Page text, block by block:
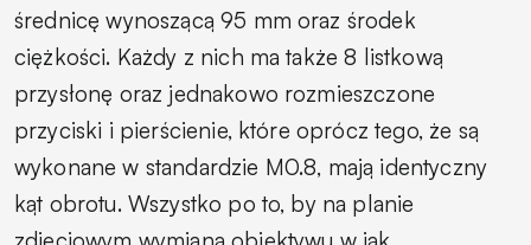
średnicę wynoszącą 95 mm oraz środek
ciężkości. Każdy z nich ma także 8 listkową
przysłonę oraz jednakowo rozmieszczone
przyciski i pierścienie, które oprócz tego, że są
wykonane w standardzie M0.8, mają identyczny
kąt obrotu. Wszystko po to, by na planie